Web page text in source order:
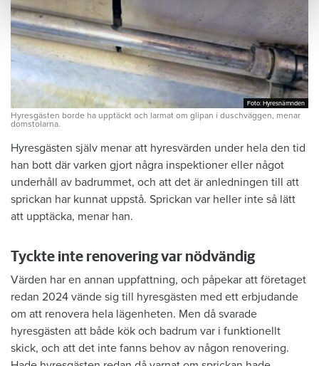
Foto: Hyresnämnden
Foto: Hyresnämnden
Hyresgästen borde ha upptäckt och larmat om glipan i duschväggen, menar
domstolarna.
Hyresgästen själv menar att hyresvärden under hela den tid
han bott där varken gjort några inspektioner eller något
underhåll av badrummet, och att det är anledningen till att
sprickan har kunnat uppstå. Sprickan var heller inte så lätt
att upptäcka, menar han.
Tyckte inte renovering var nödvändig
Värden har en annan uppfattning, och påpekar att företaget
redan 2024 vände sig till hyresgästen med ett erbjudande
om att renovera hela lägenheten. Men då svarade
hyresgästen att både kök och badrum var i funktionellt
skick, och att det inte fanns behov av någon renovering.